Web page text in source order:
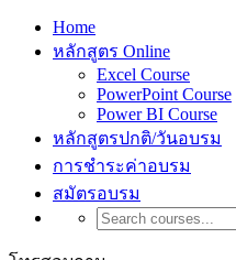
Home
หลักสูตร Online
Excel Course
PowerPoint Course
Power BI Course
หลักสูตรปกติ/วันอบรม
การชำระค่าอบรม
สมัตรอบรม